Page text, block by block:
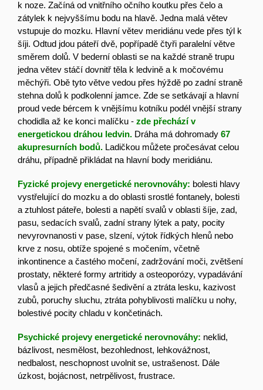
k noze. Začíná od vnitřního očního koutku přes čelo a
zátylek k nejvyššímu bodu na hlavě. Jedna malá větev
vstupuje do mozku. Hlavní větev meridiánu vede přes týl k
šíji. Odtud jdou páteří dvě, popřípadě čtyři paralelní větve
směrem dolů. V bederní oblasti se na každé straně trupu
jedna větev stáčí dovnitř těla k ledvině a k močovému
měchýři. Obě tyto větve vedou přes hýždě po zadní straně
stehna dolů k podkolenní jamce. Zde se setkávají a hlavní
proud vede bércem k vnějšímu kotníku podél vnější strany
chodidla až ke konci malíčku - zde přechází v
energetickou dráhou ledvin. Dráha má dohromady 67
akupresurních bodů. Ladičkou můžete pročesávat celou
dráhu, případně přikládat na hlavní body meridiánu.
Fyzické projevy energetické nerovnováhy: bolesti hlavy
vystřelující do mozku a do oblasti srostlé fontanely, bolesti
a ztuhlost páteře, bolesti a napětí svalů v oblasti šíje, zad,
pasu, sedacích svalů, zadní strany lýtek a paty, pocity
nevyrovnanosti v pase, slzení, výtok řídkých hlenů nebo
krve z nosu, obtíže spojené s močením, včetně
inkontinence a častého močení, zadržování moči, zvětšení
prostaty, některé formy artritidy a osteoporózy, vypadávání
vlasů a jejich předčasné šedivění a ztráta lesku, kazivost
zubů, poruchy sluchu, ztráta pohyblivosti malíčku u nohy,
bolestivé pocity chladu v končetinách.
Psychické projevy energetické nerovnováhy: neklid,
bázlivost, nesmělost, bezohlednost, lehkovážnost,
nedbalost, neschopnost uvolnit se, ustrašenost. Dále
úzkost, bojácnost, netrpělivost, frustrace.